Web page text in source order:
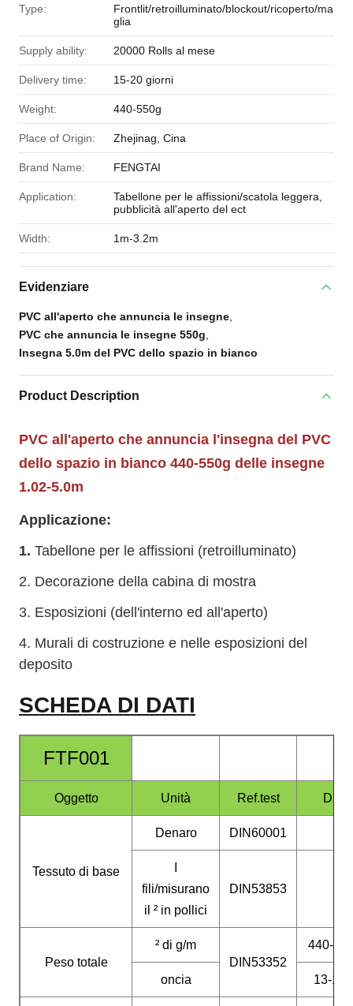
Type:
Frontlit/retroilluminato/blockout/ricoperto/ma
glia
Supply ability: 20000 Rolls al mese
Delivery time: 15-20 giorni
Weight: 440-550g
Place of Origin: Zhejinag, Cina
Brand Name: FENGTAI
Application:
Tabellone per le affissioni/scatola leggera,
pubblicità all'aperto del ect
Width: 1m-3.2m
Evidenziare
PVC all'aperto che annuncia le insegne
PVC che annuncia le insegne 550g
Insegna 5.0m del PVC dello spazio in bianco
Product Description
PVC all'aperto che annuncia l'insegna del PVC
dello spazio in bianco 440-550g delle insegne
1.02-5.0m
Applicazione:
1. Tabellone per le affissioni (retroilluminato)
2. Decorazione della cabina di mostra
3. Esposizioni (dell'interno ed all'aperto)
4. Murali di costruzione e nelle esposizioni del
deposito
SCHEDA DI DATI
FTF001
Oggetto Unità Ref.test Dati
Tessuto di base
Denaro DIN60001
fili/misurano
il ² in pollici
DIN53853
Peso totale
² di g/m
DIN53352
440-
oncia 13-